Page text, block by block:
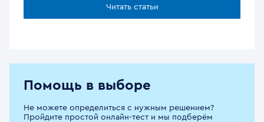
Читать статьи
Помощь в выборе
Не можете определиться с нужным решением?
Пройдите простой онлайн-тест и мы подберём